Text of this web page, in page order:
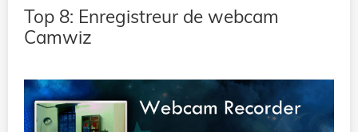
Top 8: Enregistreur de webcam
Camwiz